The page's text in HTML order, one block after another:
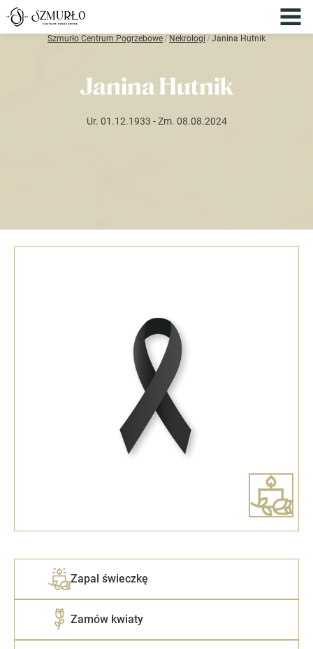
Szmurło Centrum Pogrzebowe / Nekrologi / Janina Hutnik
Janina Hutnik
Ur. 01.12.1933 - Zm. 08.08.2024
Zapal świeczkę
Zamów kwiaty